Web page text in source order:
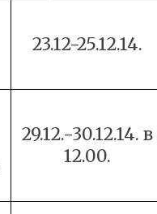
23.12-25.12.14.
29.12.-30.12.14. в
12.00.